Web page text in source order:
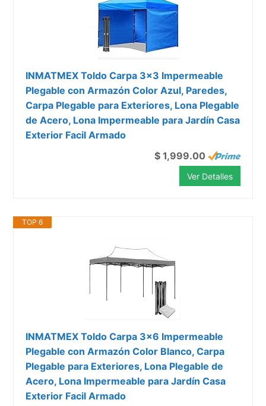
INMATMEX Toldo Carpa 3x3 Impermeable
Plegable con Armazón Color Azul, Paredes,
Carpa Plegable para Exteriores, Lona Plegable
de Acero, Lona Impermeable para Jardín Casa
Exterior Facil Armado
$ 1,999.00
Ver Detalles
TOP 6
INMATMEX Toldo Carpa 3x6 Impermeable
Plegable con Armazón Color Blanco, Carpa
Plegable para Exteriores, Lona Plegable de
Acero, Lona Impermeable para Jardín Casa
Exterior Facil Armado